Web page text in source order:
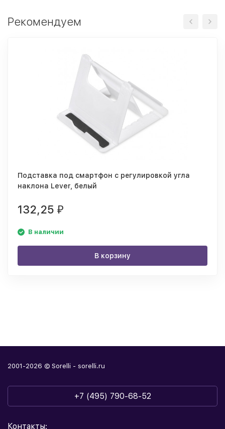
Рекомендуем
Подставка под смартфон с регулировкой угла
наклона Lever, белый
132,25 ₽
В наличии
В корзину
2001-2026 © Sorelli - sorelli.ru
+7 (495) 790-68-52
Контакты: